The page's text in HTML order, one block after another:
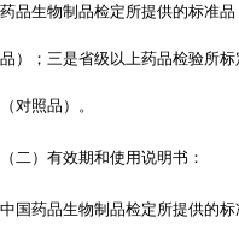
药品生物制品检定所提供的标准
品）；三是省级以上药品检验所
（对照品）。
（二）有效期和使用说明书：
中国药品生物制品检定所提供的